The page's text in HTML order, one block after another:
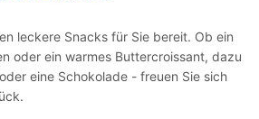
leckere Snacks für Sie bereit. Ob ein
oder ein warmes Buttercroissant, dazu
eine Schokolade - freuen Sie sich